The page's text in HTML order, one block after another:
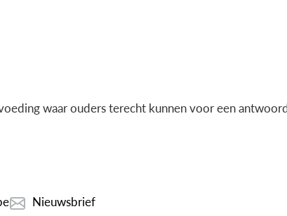
waar ouders terecht kunnen voor een
Nieuwsbrief